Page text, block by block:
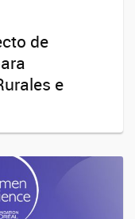
de
e